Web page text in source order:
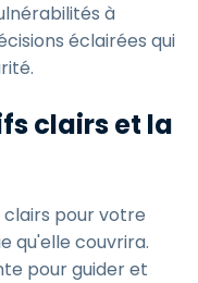
à
éclairées qui
clairs et la
clairs pour votre
qu'elle couvrira.
pour guider et